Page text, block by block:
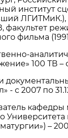
институт
ЛГИТМиК.),
факультет
фильма
100 ТВ – с
- с 2007 по
кафедры
–